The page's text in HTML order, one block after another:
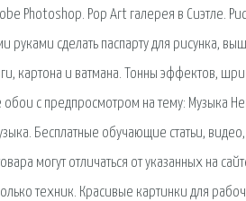
Photoshop. Pop Art галерея в Сиэтле.
руками сделать паспарту для рисунка,
картона и ватмана. Тонны эффектов,
с предпросмотром на тему: Музыка
Бесплатные обучающие статьи,
могут отличаться от указанных на
техник. Красивые картинки для